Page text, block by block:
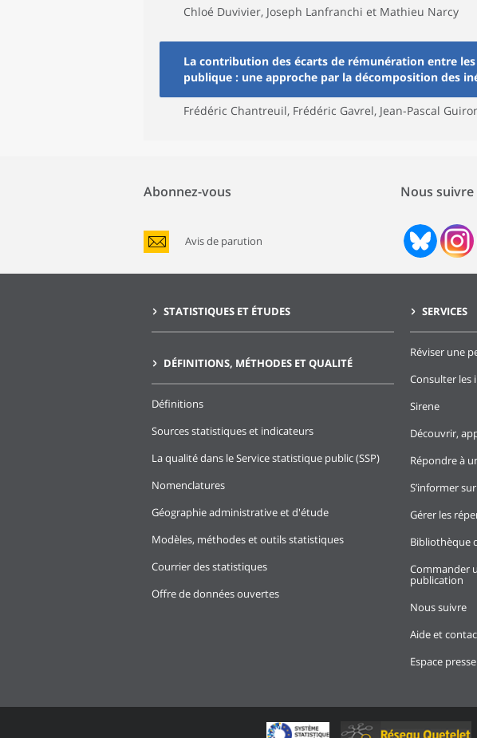
Chloé Duvivier, Joseph Lanfranchi et Mathieu Narcy
La contribution des écarts de rémunération entre
publique : une approche par la décomposition des
Frédéric Chantreuil, Frédéric Gavrel, Jean-Pascal
Abonnez-vous
Avis de parution
Nous suivre
STATISTIQUES ET ÉTUDES
DÉFINITIONS, MÉTHODES ET QUALITÉ
Définitions
Sources statistiques et indicateurs
La qualité dans le Service statistique public (SSP)
Nomenclatures
Géographie administrative et d'étude
Modèles, méthodes et outils statistiques
Courrier des statistiques
Offre de données ouvertes
SERVICES
Réviser une
Consulter les
Sirene
Découvrir,
Répondre à
S’informer
Gérer les
Bibliothèque
Commander
publication
Nous suivre
Aide et
Espace presse